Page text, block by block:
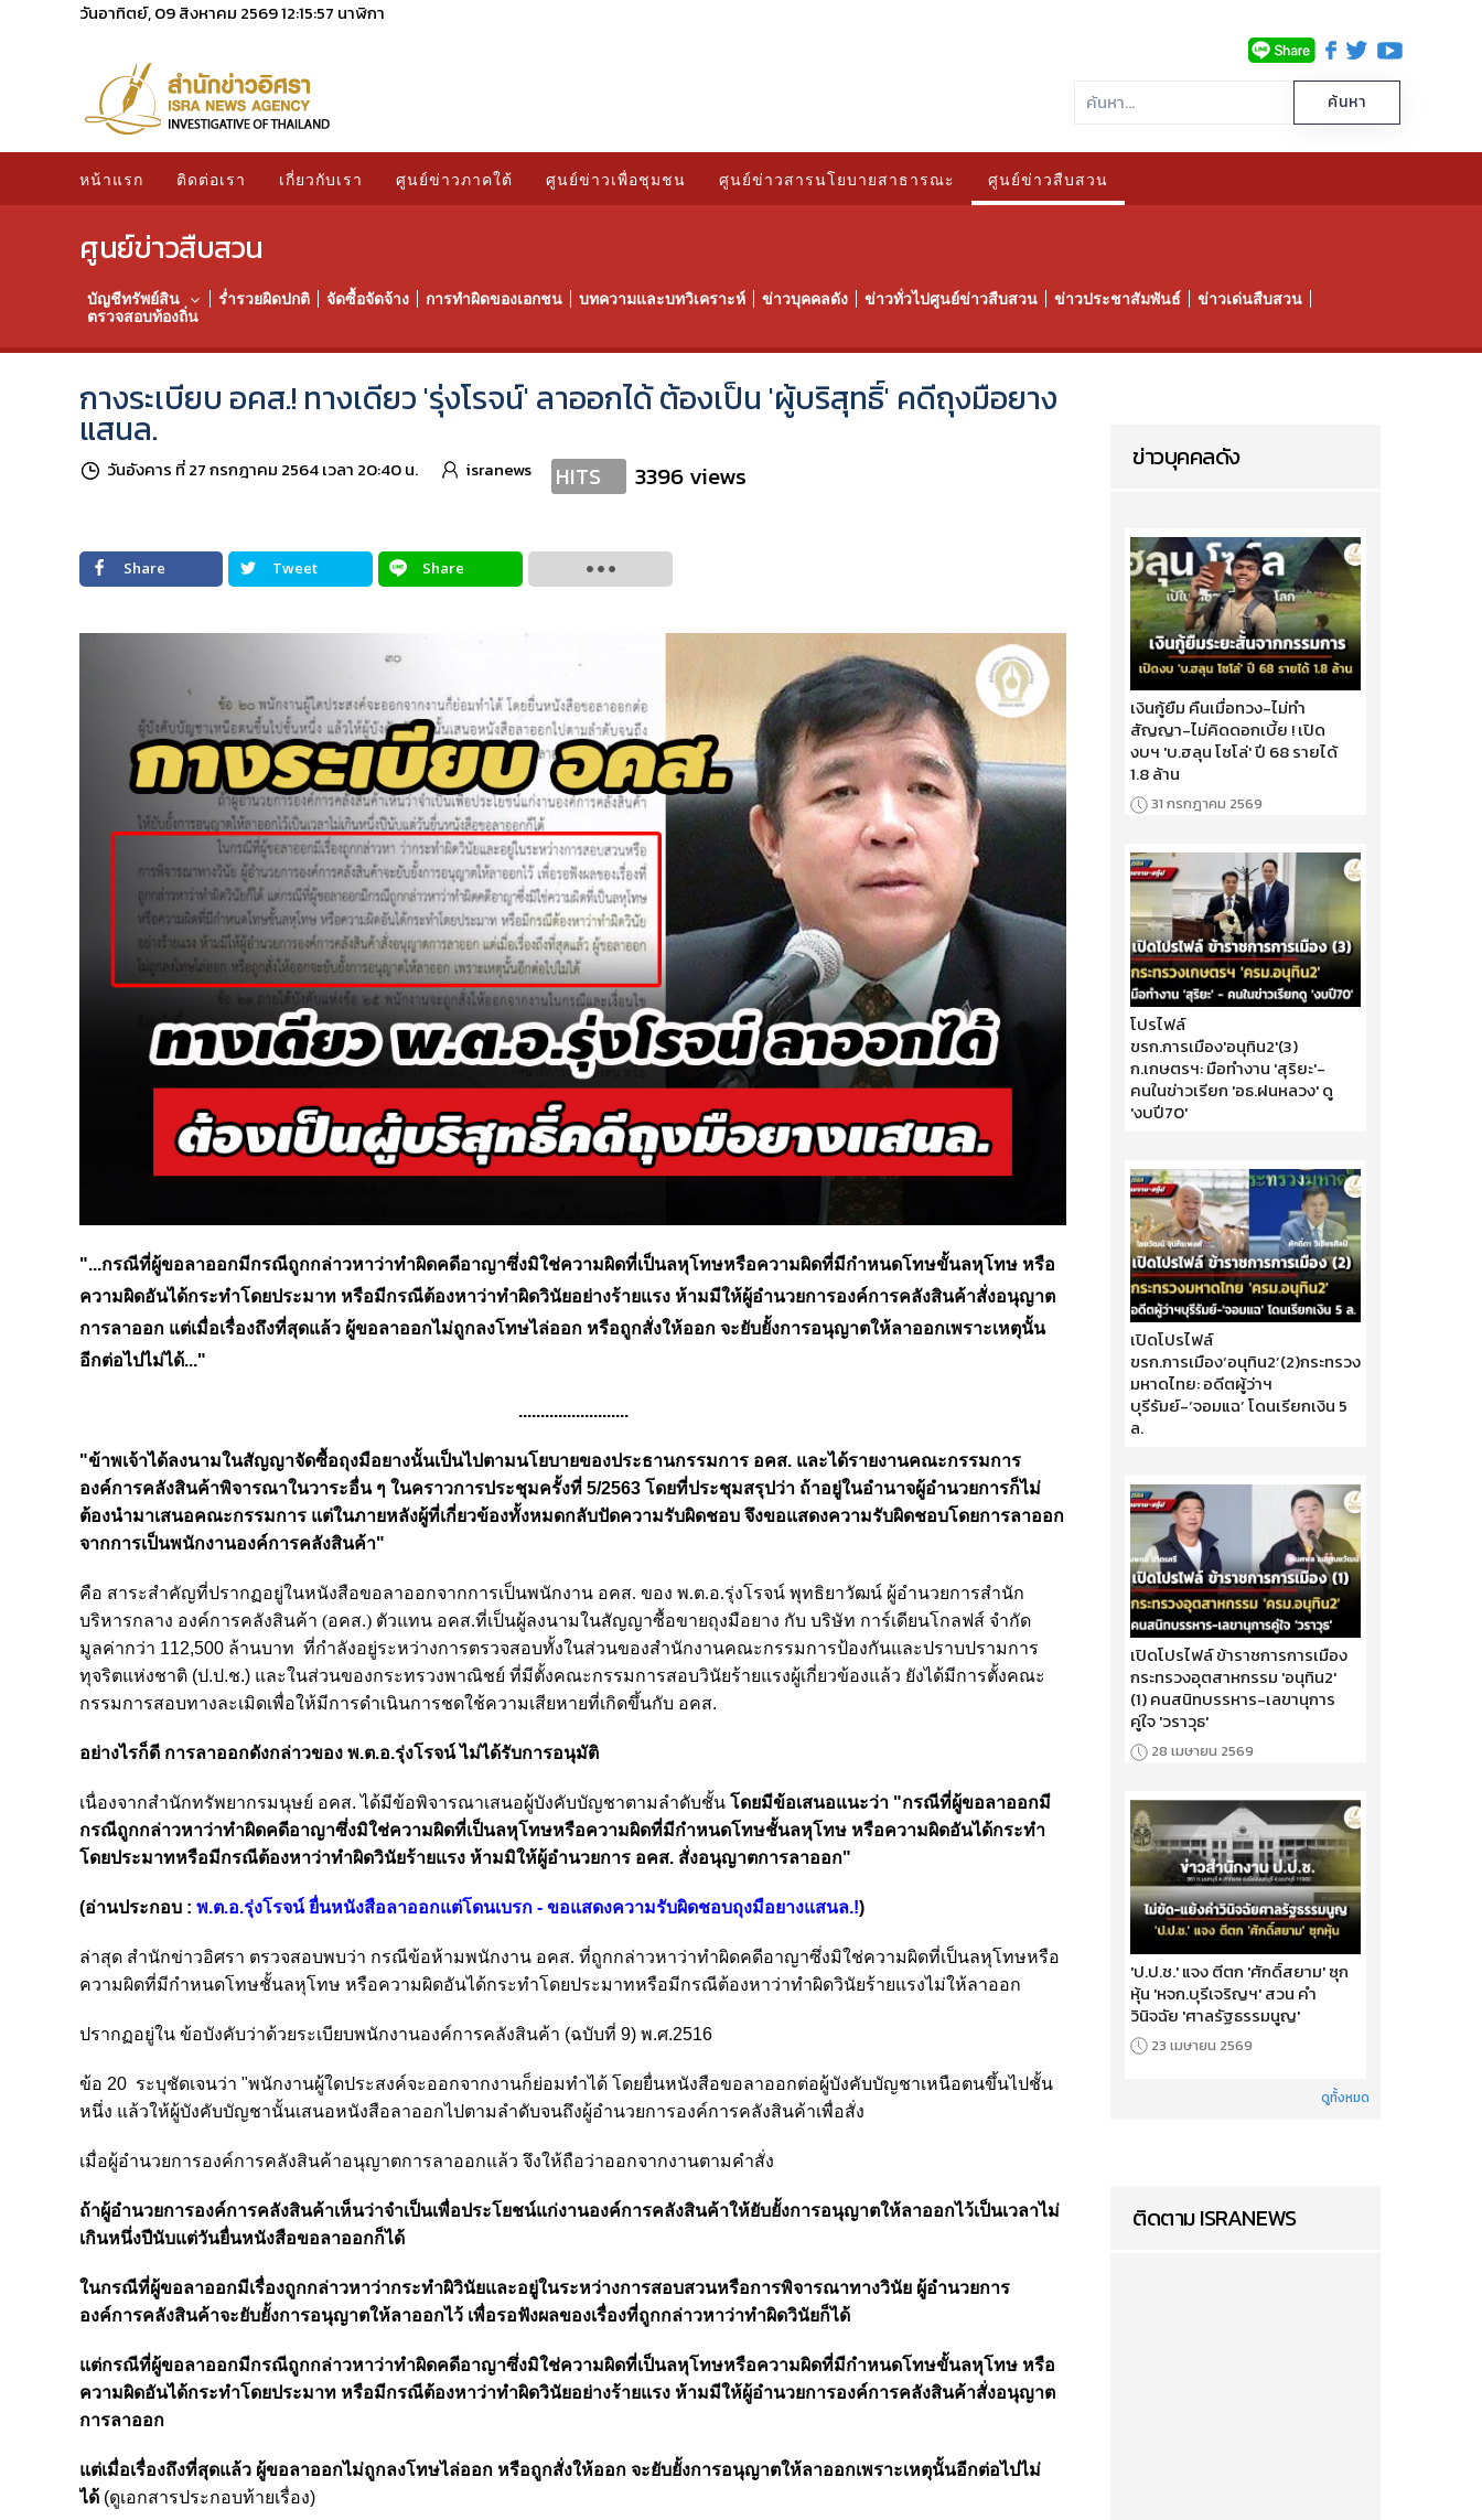
วันอาทิตย์, 09 สิงหาคม 256912:15:58 นาฬิกา
หน้าแรก ติดต่อเรา เกี่ยวกับเรา ศูนย์ข่าวภาคใต้ ศูนย์ข่าวเพื่อชุมชน ศูนย์ข่าวสารนโยบายสาธารณะ ศูนย์ข่าวสืบสวน
ศูนย์ข่าวสืบสวน
บัญชีทรัพย์สิน ร่ำรวยผิดปกติ จัดซื้อจัดจ้าง การทำผิดของเอกชน บทความและบทวิเคราะห์ ข่าวบุคคลดัง ข่าวทั่วไปศูนย์ข่าวสืบสวน ข่าวประชาสัมพันธ์
ข่าวเด่นสืบสวน
ตรวจสอบท้องถิ่น
กางระเบียบ อคส.! ทางเดียว 'รุ่งโรจน์' ลาออกได้ ต้องเป็น 'ผู้บริสุทธิ์' คดีถุงมือยาง
แสนล.
วันอังคาร ที่ 27 กรกฎาคม 2564 เวลา 20:40 น. isranews HITS 3396 views
Share Tweet Share
"...กรณีที่ผู้ขอลาออกมีกรณีถูกกล่าวหาว่าทำผิดคดีอาญาซึ่งมิใช่ความผิดที่เป็นลหุโทษหรือความผิดที่มีกำหนดโทษขั้นลหุโทษ หรือ
ความผิดอันได้กระทำโดยประมาท หรือมีกรณีต้องหาว่าทำผิดวินัยอย่างร้ายแรง ห้ามมีให้ผู้อำนวยการองค์การคลังสินค้าสั่งอนุญาต
การลาออก แต่เมื่อเรื่องถึงที่สุดแล้ว ผู้ขอลาออกไม่ถูกลงโทษไล่ออก หรือถูกสั่งให้ออก จะยับยั้งการอนุญาตให้ลาออกเพราะเหตุนั้น
อีกต่อไปไม่ได้..."
.........................
"ข้าพเจ้าได้ลงนามในสัญญาจัดซื้อถุงมือยางนั้นเป็นไปตามนโยบายของประธานกรรมการ อคส. และได้รายงานคณะกรรมการ
องค์การคลังสินค้าพิจารณาในวาระอื่น ๆ ในคราวการประชุมครั้งที่ 5/2563 โดยที่ประชุมสรุปว่า ถ้าอยู่ในอำนาจผู้อำนวยการก็ไม่
ต้องนำมาเสนอคณะกรรมการ แต่ในภายหลังผู้ที่เกี่ยวข้องทั้งหมดกลับปัดความรับผิดชอบ จึงขอแสดงความรับผิดชอบโดยการลาออก
จากการเป็นพนักงานองค์การคลังสินค้า"
คือ สาระสำคัญที่ปรากฏอยู่ในหนังสือขอลาออกจากการเป็นพนักงาน อคส. ของ พ.ต.อ.รุ่งโรจน์ พุทธิยาวัฒน์ ผู้อำนวยการสำนัก
บริหารกลาง องค์การคลังสินค้า (อคส.) ตัวแทน อคส.ที่เป็นผู้ลงนามในสัญญาซื้อขายถุงมือยาง กับ บริษัท การ์เดียนโกลฟส์ จำกัด
มูลค่ากว่า 112,500 ล้านบาท ที่กำลังอยู่ระหว่างการตรวจสอบทั้งในส่วนของสำนักงานคณะกรรมการป้องกันและปราบปรามการ
ทุจริตแห่งชาติ (ป.ป.ช.) และในส่วนของกระทรวงพาณิชย์ ที่มีตั้งคณะกรรมการสอบวินัยร้ายแรงผู้เกี่ยวข้องแล้ว ยังได้มีการตั้งคณะ
กรรมการสอบทางละเมิดเพื่อให้มีการดำเนินการชดใช้ความเสียหายที่เกิดขึ้นกับ อคส.
อย่างไรก็ดี การลาออกดังกล่าวของ พ.ต.อ.รุ่งโรจน์ไม่ได้รับการอนุมัติ
เนื่องจากสำนักทรัพยากรมนุษย์ อคส. ได้มีข้อพิจารณาเสนอผู้บังคับบัญชาตามลำดับชั้น โดยมีข้อเสนอแนะว่า "กรณีที่ผู้ขอลาออกมี
กรณีถูกกล่าวหาว่าทำผิดคดีอาญาซึ่งมิใช่ความผิดที่เป็นลหุโทษหรือความผิดที่มีกำหนดโทษชั้นลหุโทษ หรือความผิดอันได้กระทำ
โดยประมาทหรือมีกรณีต้องหาว่าทำผิดวินัยร้ายแรง ห้ามมิให้ผู้อำนวยการ อคส. สั่งอนุญาตการลาออก"
(อ่านประกอบ : พ.ต.อ.รุ่งโรจน์ ยื่นหนังสือลาออกแต่โดนเบรก - ขอแสดงความรับผิดชอบถุงมือยางแสนล.!)
ล่าสุด สำนักข่าวอิศรา ตรวจสอบพบว่า กรณีข้อห้ามพนักงาน อคส. ที่ถูกกล่าวหาว่าทำผิดคดีอาญาซึ่งมิใช่ความผิดที่เป็นลหุโทษหรือ
ความผิดที่มีกำหนดโทษชั้นลหุโทษ หรือความผิดอันได้กระทำโดยประมาทหรือมีกรณีต้องหาว่าทำผิดวินัยร้ายแรงไม่ให้ลาออก
ปรากฏอยู่ใน ข้อบังคับว่าด้วยระเบียบพนักงานองค์การคลังสินค้า (ฉบับที่ 9) พ.ศ.2516
ข้อ 20 ระบุชัดเจนว่า "พนักงานผู้ใดประสงค์จะออกจากงานก็ย่อมทำได้ โดยยื่นหนังสือขอลาออกต่อผู้บังคับบัญชาเหนือตนขึ้นไปชั้น
หนึ่ง แล้วให้ผู้บังคับบัญชานั้นเสนอหนังสือลาออกไปตามลำดับจนถึงผู้อำนวยการองค์การคลังสินค้าเพื่อสั่ง
เมื่อผู้อำนวยการองค์การคลังสินค้าอนุญาตการลาออกแล้ว จึงให้ถือว่าออกจากงานตามคำสั่ง
ถ้าผู้อำนวยการองค์การคลังสินค้าเห็นว่าจำเป็นเพื่อประโยชน์แก่งานองค์การคลังสินค้าให้ยับยั้งการอนุญาตให้ลาออกไว้เป็นเวลาไม่
เกินหนึ่งปีนับแต่วันยื่นหนังสือขอลาออกก็ได้
ในกรณีที่ผู้ขอลาออกมีเรื่องถูกกล่าวหาว่ากระทำผิวินัยและอยู่ในระหว่างการสอบสวนหรือการพิจารณาทางวินัย ผู้อำนวยการ
องค์การคลังสินค้าจะยับยั้งการอนุญาตให้ลาออกไว้ เพื่อรอฟังผลของเรื่องที่ถูกกล่าวหาว่าทำผิดวินัยก็ได้
แต่กรณีที่ผู้ขอลาออกมีกรณีถูกกล่าวหาว่าทำผิดคดีอาญาซึ่งมิใช่ความผิดที่เป็นลหุโทษหรือความผิดที่มีกำหนดโทษขั้นลหุโทษ หรือ
ความผิดอันได้กระทำโดยประมาท หรือมีกรณีต้องหาว่าทำผิดวินัยอย่างร้ายแรง ห้ามมีให้ผู้อำนวยการองค์การคลังสินค้าสั่งอนุญาต
การลาออก
แต่เมื่อเรื่องถึงที่สุดแล้ว ผู้ขอลาออกไม่ถูกลงโทษไล่ออก หรือถูกสั่งให้ออก จะยับยั้งการอนุญาตให้ลาออกเพราะเหตุนั้นอีกต่อไปไม่
ได้ (ดูเอกสารประกอบท้ายเรื่อง)
ข่าวบุคคลดัง
เงินกู้ยืม คืนเมื่อทวง-ไม่ทำ
สัญญา-ไม่คิดดอกเบี้ย ! เปิด
งบฯ 'บ.ฮลุน โซโล่' ปี 68 รายได้
1.8 ล้าน
31 กรกฎาคม 2569
โปรไฟล์
ขรก.การเมือง'อนุทิน2'(3)
ก.เกษตรฯ: มือทำงาน 'สุริยะ'-
คนในข่าวเรียก 'อธ.ฝนหลวง' ดู
'งบปี70'
เปิดโปรไฟล์
ขรก.การเมือง‘อนุทิน2’(2)กระทรวง
มหาดไทย: อดีตผู้ว่าฯ
บุรีรัมย์-‘จอมแฉ’ โดนเรียกเงิน 5
ล.
เปิดโปรไฟล์ ข้าราชการการเมือง
กระทรวงอุตสาหกรรม 'อนุทิน2'
(1) คนสนิทบรรหาร-เลขานุการ
คู่ใจ 'วราวุธ'
28 เมษายน 2569
'ป.ป.ช.' แจง ตีตก 'ศักดิ์สยาม' ซุก
หุ้น 'หจก.บุรีเจริญฯ' สวน คำ
วินิจฉัย 'ศาลรัฐธรรมนูญ'
23 เมษายน 2569
ดูทั้งหมด
ติดตาม ISRANEWS